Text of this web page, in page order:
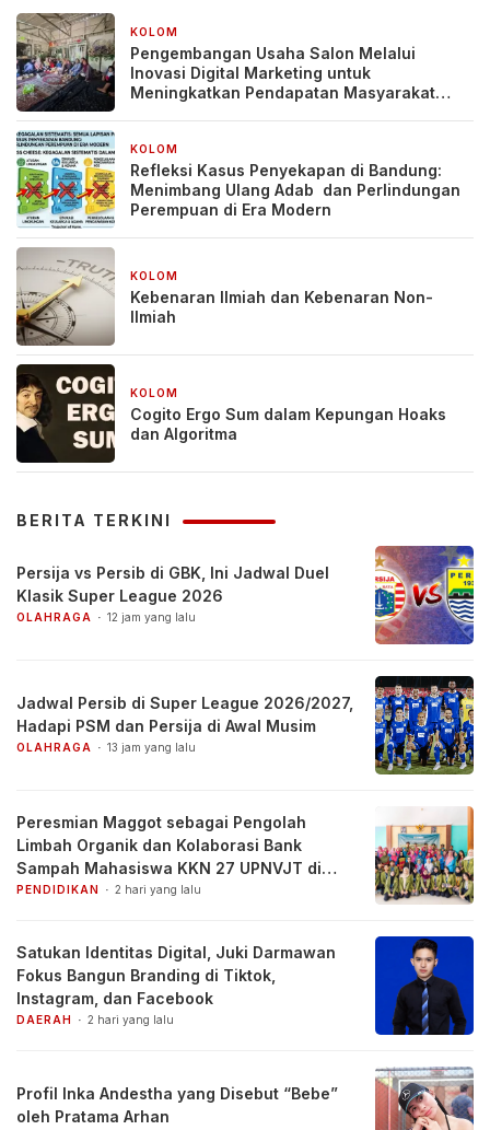
KOLOM
Pengembangan Usaha Salon Melalui
Inovasi Digital Marketing untuk
Meningkatkan Pendapatan Masyarakat
KOLOM
Refleksi Kasus Penyekapan di Bandung:
Menimbang Ulang Adab dan Perlindungan
Perempuan di Era Modern
KOLOM
Kebenaran Ilmiah dan Kebenaran Non-
Ilmiah
KOLOM
Cogito Ergo Sum dalam Kepungan Hoaks
dan Algoritma
BERITA TERKINI
Persija vs Persib di GBK, Ini Jadwal Duel
Klasik Super League 2026
OLAHRAGA 12 jam yang lalu
Jadwal Persib di Super League 2026/2027,
Hadapi PSM dan Persija di Awal Musim
OLAHRAGA 13 jam yang lalu
Peresmian Maggot sebagai Pengolah
Limbah Organik dan Kolaborasi Bank
Sampah Mahasiswa KKN 27 UPNVJT di
Desa Pacul, Bojonegoro
PENDIDIKAN 2 hari yang lalu
Satukan Identitas Digital, Juki Darmawan
Fokus Bangun Branding di Tiktok,
Instagram, dan Facebook
DAERAH 2 hari yang lalu
Profil Inka Andestha yang Disebut “Bebe”
oleh Pratama Arhan